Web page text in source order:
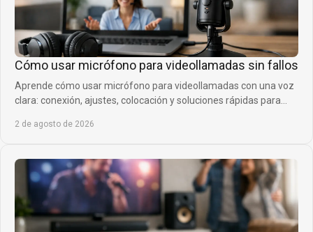
Cómo usar micrófono para videollamadas sin fallos
Aprende cómo usar micrófono para videollamadas con una voz
clara: conexión, ajustes, colocación y soluciones rápidas para
2 de agosto de 2026